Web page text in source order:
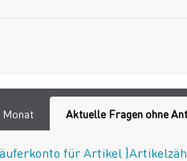
Monat Aktuelle Fragen ohne
für Artikel